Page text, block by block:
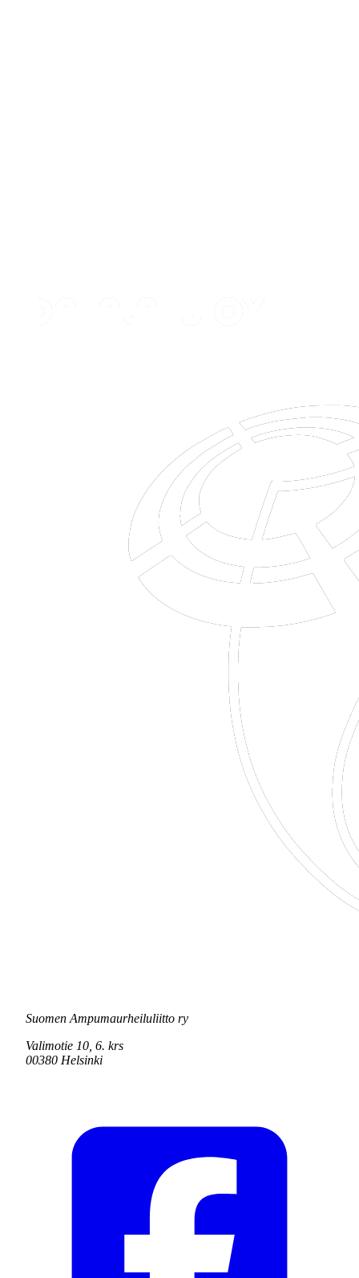
Suomen Ampumaurheiluliitto ry
Valimotie 10, 6. krs
00380 Helsinki